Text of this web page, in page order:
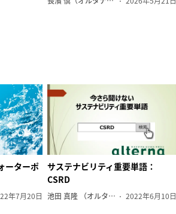
ーターポ
年7月20日
サステナビリティ重要単語：
CSRD
池田 真隆 （オルタナ輪番編集長） 2022年6月10日